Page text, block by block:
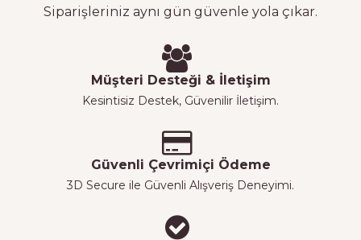
Siparişleriniz aynı gün güvenle yola çıkar.
Müşteri Desteği & İletişim
Kesintisiz Destek, Güvenilir İletişim.
Güvenli Çevrimiçi Ödeme
3D Secure ile Güvenli Alışveriş Deneyimi.